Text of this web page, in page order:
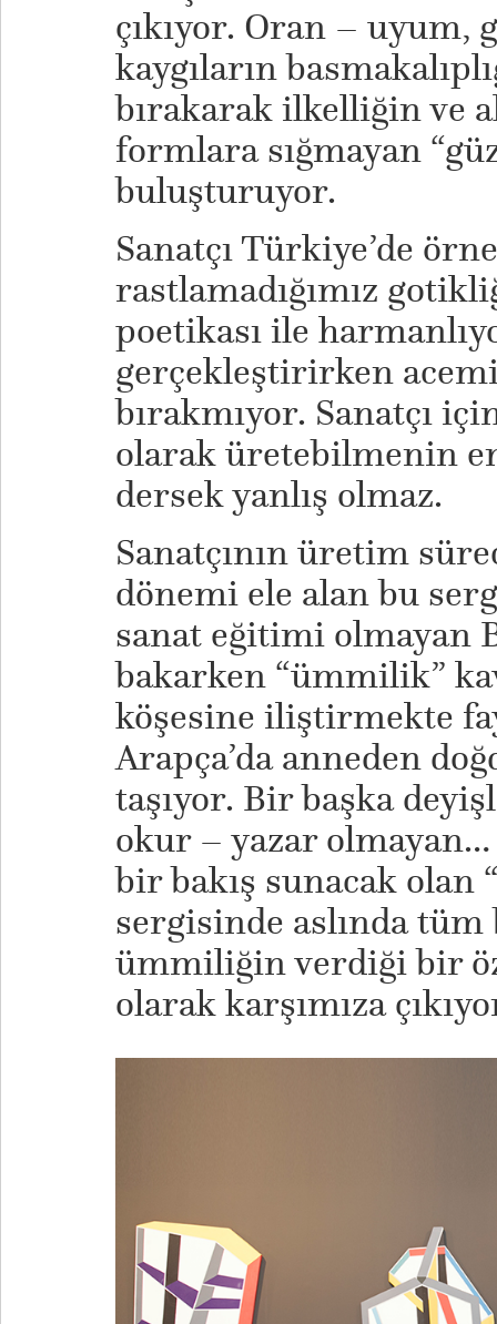
çıkıyor. Oran – uyum,
kaygıların
bırakarak ilkelliğin ve
formlara sığmayan
buluşturuyor.
Sanatçı Türkiye’de
rastlamadığımız
poetikası ile
gerçekleştirirken
bırakmıyor. Sanatçı
olarak üretebilmenin
dersek yanlış olmaz.
Sanatçının üretim
dönemi ele alan bu
sanat eğitimi olmayan
bakarken “ümmilik”
köşesine iliştirmekte
Arapça’da anneden
taşıyor. Bir başka
okur – yazar
bir bakış sunacak olan
sergisinde aslında tüm
ümmiliğin verdiği bir
olarak karşımıza